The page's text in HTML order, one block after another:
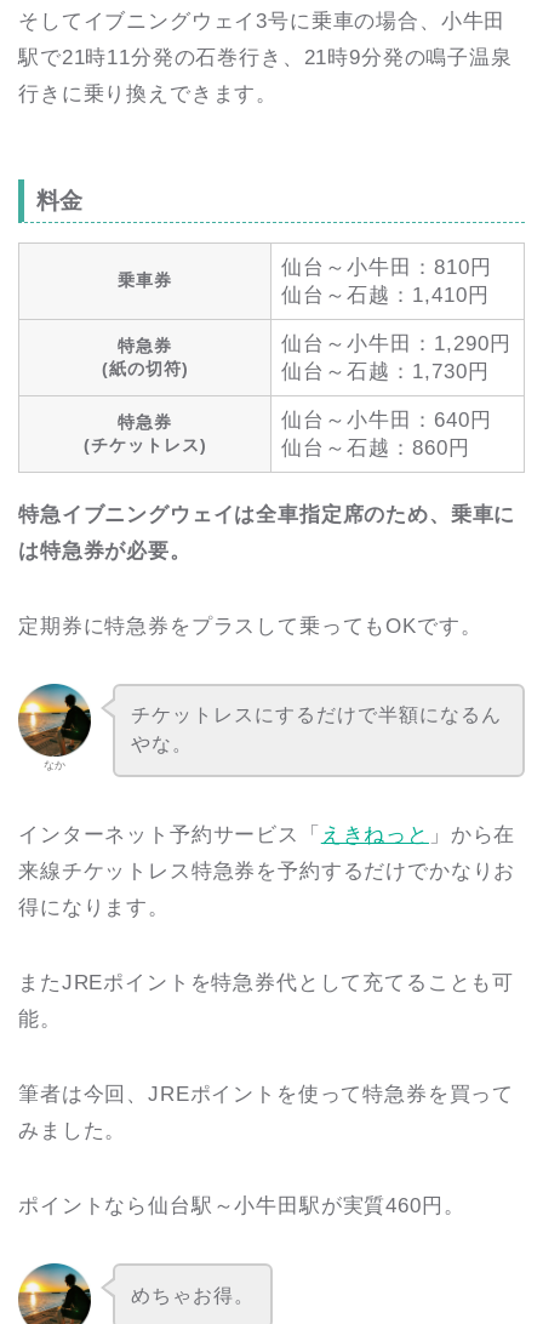
そしてイブニングウェイ3号に乗車の場合、小牛田
駅で21時11分発の石巻行き、21時9分発の鳴子温泉
行きに乗り換えできます。
料金
乗車券
仙台～小牛田：810円
仙台～石越：1,410円
特急券
(紙の切符)
仙台～小牛田：1,290円
仙台～石越：1,730円
特急券
(チケットレス)
仙台～小牛田：640円
仙台～石越：860円
特急イブニングウェイは全車指定席のため、乗車に
は特急券が必要。
定期券に特急券をプラスして乗ってもOKです。
なか
チケットレスにするだけで半額になるん
やな。
インターネット予約サービス「 えきねっと 」から在
来線チケットレス特急券を予約するだけでかなりお
得になります。
またJREポイントを特急券代として充てることも可
能。
筆者は今回、JREポイントを使って特急券を買って
みました。
ポイントなら仙台駅～小牛田駅が実質460円。
めちゃお得。